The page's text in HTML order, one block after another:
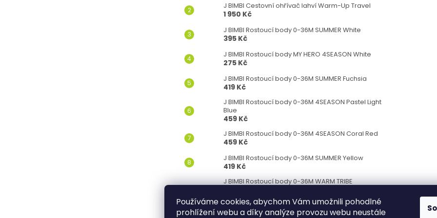
Používáme cookies, abychom Vám umožnili pohodlné
prohlížení webu a díky analýze provozu webu neustále
J BIMBI Cestovní ohřívač lahví Warm-Up Travel
1 950 Kč
J BIMBI Rostoucí body 0-36M SUMMER White
395 Kč
J BIMBI Rostoucí body MY HERO 4SEASON White
275 Kč
J BIMBI Rostoucí body 0-36M SUMMER Fuchsia
419 Kč
J BIMBI Rostoucí body 0-36M 4SEASON Pastel Light
Blue
459 Kč
J BIMBI Rostoucí body 0-36M 4SEASON Coral Red
459 Kč
J BIMBI Rostoucí body 0-36M SUMMER Yellow
419 Kč
J BIMBI Rostoucí body 0-36M WARM TRIBE
489 Kč
J BIMBI Rostoucí body 0-36M SUMMER Pink